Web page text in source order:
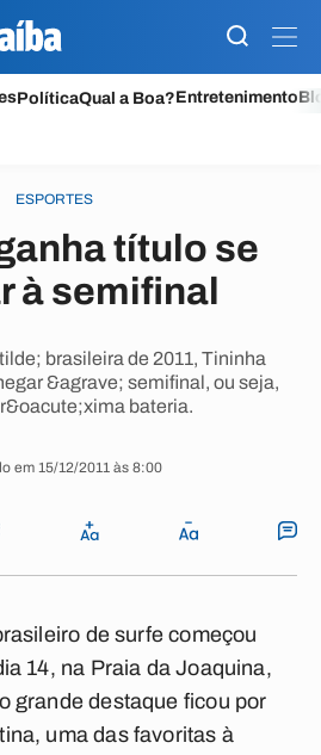
PolíticaQual a Boa?Entretenimento
ESPORTES
título se
à semifinal
brasileira de 2011, Tininha
&agrave; semifinal, ou seja,
bateria.
em 15/12/2011 às 8:00
de surfe começou
14, na Praia da Joaquina,
grande destaque ficou por
uma das favoritas à